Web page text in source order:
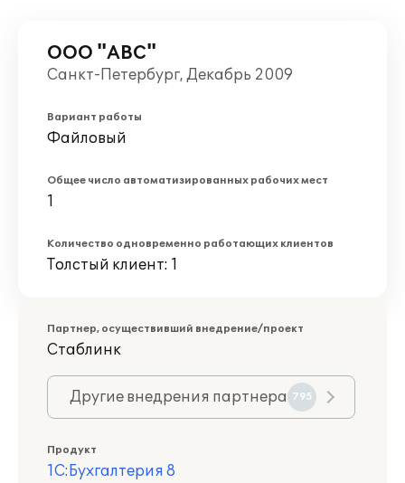
ООО "АВС"
Санкт-Петербург, Декабрь 2009
Вариант работы
Файловый
Общее число автоматизированных рабочих мест
1
Количество одновременно работающих клиентов
Толстый клиент: 1
Партнер, осуществивший внедрение/проект
Стаблинк
Другие внедрения партнера 795
Продукт
1С:Бухгалтерия 8